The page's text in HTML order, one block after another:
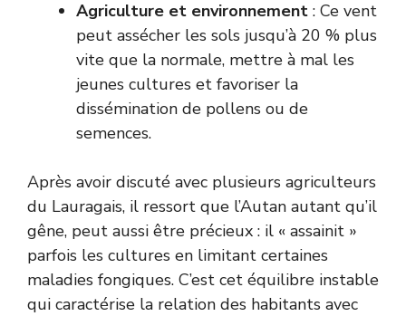
Agriculture et environnement : Ce vent
peut assécher les sols jusqu’à 20 % plus
vite que la normale, mettre à mal les
jeunes cultures et favoriser la
dissémination de pollens ou de
semences.
Après avoir discuté avec plusieurs agriculteurs
du Lauragais, il ressort que l’Autan autant qu’il
gêne, peut aussi être précieux : il « assainit »
parfois les cultures en limitant certaines
maladies fongiques. C’est cet équilibre instable
qui caractérise la relation des habitants avec